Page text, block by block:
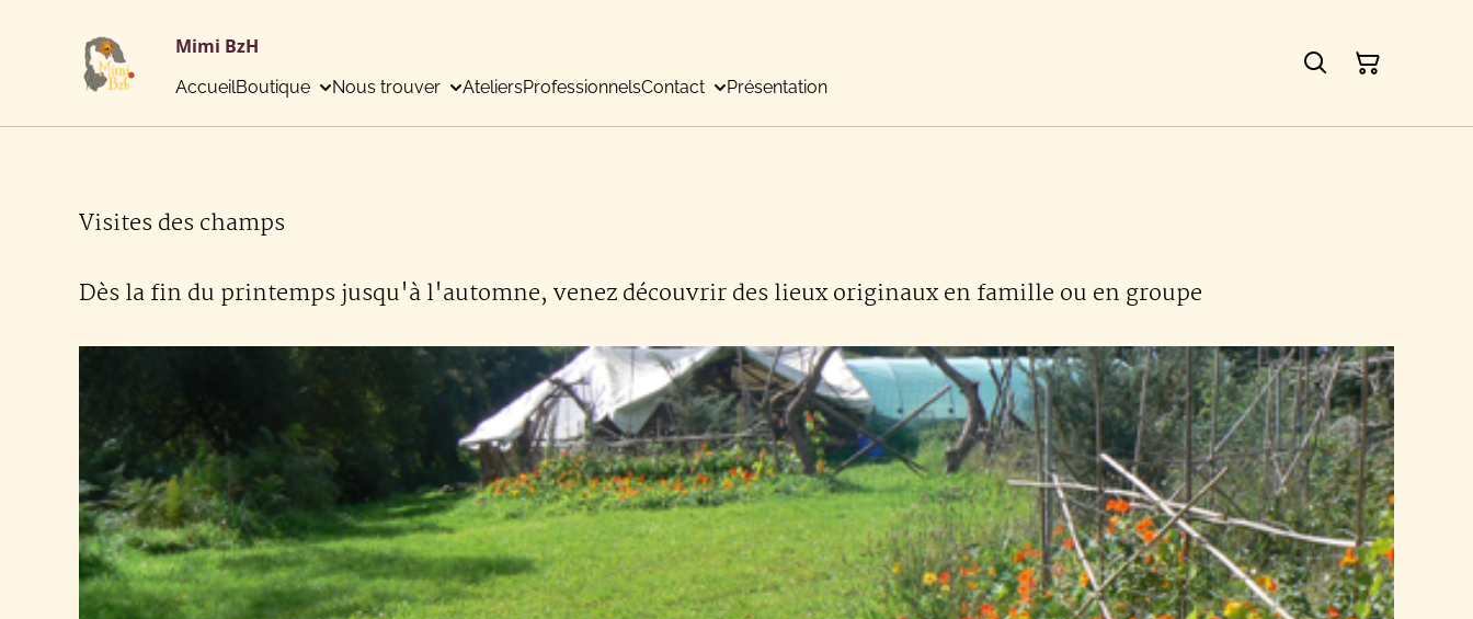
Mimi BzH
AccueilBoutique Nous trouver AteliersProfessionnelsContact Présentation
Visites des champs
Dès la fin du printemps jusqu'à l'automne, venez découvrir des lieux originaux en famille ou en groupe